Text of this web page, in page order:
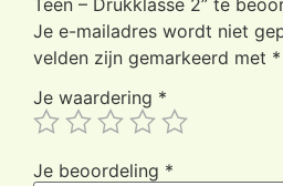
Teen – Drukklasse 2” te
Je e-mailadres wordt niet
velden zijn gemarkeerd met *
Je waardering *
Je beoordeling *